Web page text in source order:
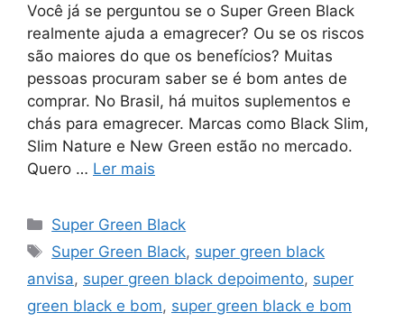
Você já se perguntou se o Super Green Black
realmente ajuda a emagrecer? Ou se os riscos
são maiores do que os benefícios? Muitas
pessoas procuram saber se é bom antes de
comprar. No Brasil, há muitos suplementos e
chás para emagrecer. Marcas como Black Slim,
Slim Nature e New Green estão no mercado.
Quero … Ler mais
Categorias
Super Green Black
Tags
Super Green Black, super green black
anvisa, super green black depoimento, super
green black e bom, super green black e bom